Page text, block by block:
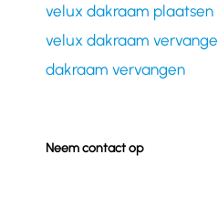
velux dakraam plaatsen
velux dakraam
dakraam vervangen
Neem contact op